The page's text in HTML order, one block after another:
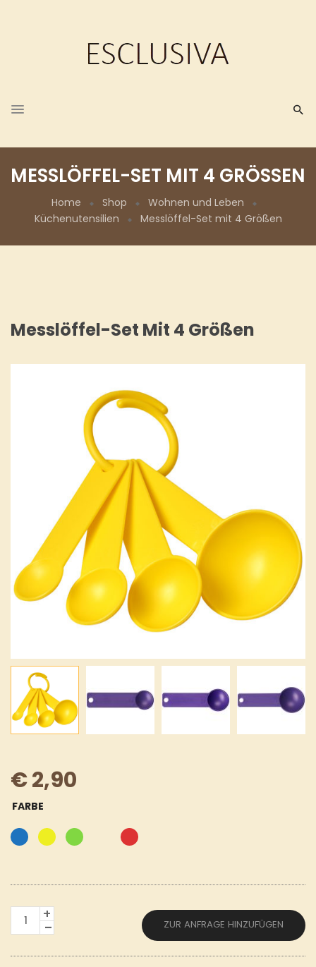
MESSLÖFFEL-SET MIT 4 GRÖSSEN
Home Shop
Wohnen und Leben
Küchenutensilien
Messlöffel-Set mit 4 Größen
Messlöffel-Set Mit 4 Größen
€2,90
FARBE
MESSLÖFFEL-
MIT
ZUR ANFRAGE HINZUFÜGEN